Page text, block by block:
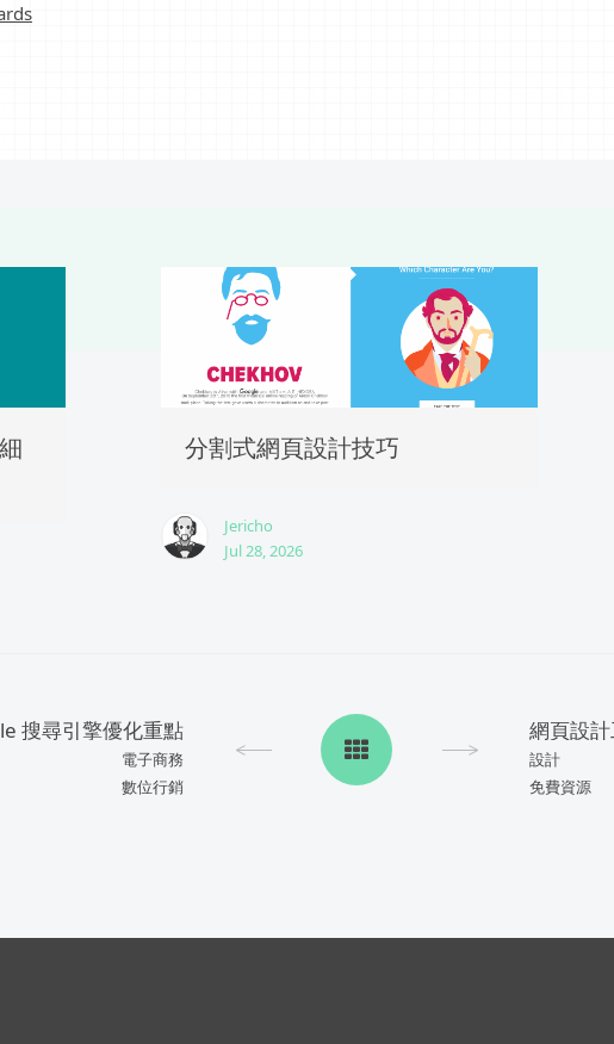
分割式網頁設計技巧
Jericho
Jul 28, 2026
搜尋引擎優化重點
電子商務
數位行銷
設計
免費資源